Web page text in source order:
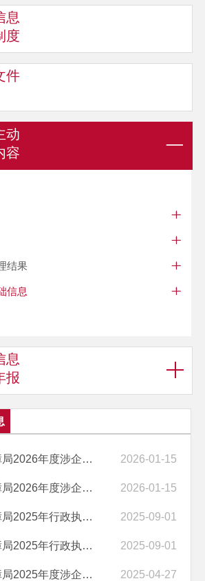
息
度
件
动
容
结果
信息
息
报
保山市医疗保障局2026年度涉企行政检查计划表 2026-01-15
保山市医疗保障局2026年度涉企行政检查事项清单 2026-01-15
保山市医疗保障局2025年行政执法职责、执法依据、执法程序和监督方式公... 2025-09-01
保山市医疗保障局2025年行政执法人员公示 2025-09-01
保山市医疗保障局2025年度涉企行政检查事项清单 2025-04-27